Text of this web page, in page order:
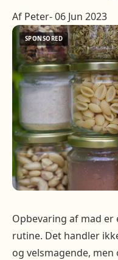
Af Peter- 06 Jun 2023
Opbevaring af mad er
rutine. Det handler
og velsmagende,